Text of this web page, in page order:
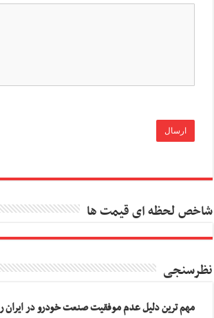
شاخص لحظه ای قیمت ها
نظرسنجی
مهم ترین دلیل عدم موفقیت صنعت خودرو در ایران